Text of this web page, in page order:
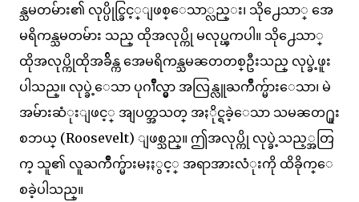
န္သမတမ်ား၏ လုပ္ပိုင္ခြင့္ျဖစ္ေသာ္လည္း၊ သို႕ေသာ္ အေ
မရိကန္သမတမ်ား သည္ ထိုအလုပ္ကို မလုပ္ၾကပါ။ သို႕ေသာ္
ထိုအလုပ္ကိုထိုအခ်ိန္က အေမရိကန္သမၼတတစ္ဦးသည္ လုပ္ခဲ့ဖူး
ပါသည္။ လုပ္ခဲ့ေသာ ပုဂၢိဳလ္မွာ အလြန္လူႀကိဳက္မ်ားေသာ၊ မဲ
အမ်ားဆံုးျဖင့္ အျပတ္အသတ္ အႏိုင္ရခဲ့ေသာ သမၼတ႐ူး
စဘယ္ (Roosevelt) ျဖစ္သည္။ ဤအလုပ္ကို လုပ္ခဲ့သည့္အတြ
က္ သူ၏ လူႀကိဳက္မ်ားမႈႏွင့္ အရာအားလံုးကို ထိခိုက္ေ
စခဲ့ပါသည္။